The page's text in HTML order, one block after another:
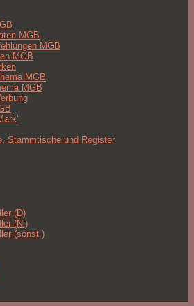
MGB
MGB
MGB
MGB
MGB
Stammtische und Register
(D)
(Nl)
(sonst.)